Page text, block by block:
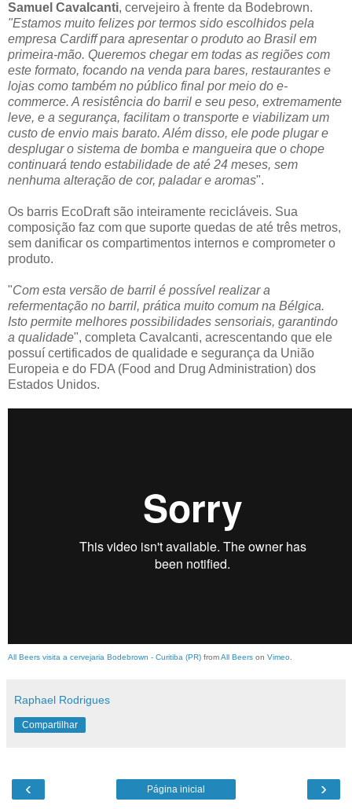
Samuel Cavalcanti, cervejeiro à frente da Bodebrown.
"Estamos muito felizes por termos sido escolhidos pela
empresa Cardiff para apresentar o produto ao Brasil em
primeira-mão. Queremos chegar em todas as regiões com
este formato, focando na venda para bares, restaurantes e
lojas como também no público final por meio do e-
commerce. A resistência do barril e seu peso, extremamente
leve, e a segurança, facilitam o transporte e viabilizam um
custo de envio mais barato. Além disso, ele pode plugar e
desplugar o sistema de bomba e mangueira que o chope
continuará tendo estabilidade de até 24 meses, sem
nenhuma alteração de cor, paladar e aromas".
Os barris EcoDraft são inteiramente recicláveis. Sua
composição faz com que suporte quedas de até três metros,
sem danificar os compartimentos internos e comprometer o
produto.
"Com esta versão de barril é possível realizar a
refermentação no barril, prática muito comum na Bélgica.
Isto permite melhores possibilidades sensoriais, garantindo
a qualidade", completa Cavalcanti, acrescentando que ele
possuí certificados de qualidade e segurança da União
Europeia e do FDA (Food and Drug Administration) dos
Estados Unidos.
All Beers visita a cervejaria Bodebrown - Curitiba (PR) fromAll Beers on Vimeo
Raphael Rodrigues
Compartilhar
‹ ›
Página inicial